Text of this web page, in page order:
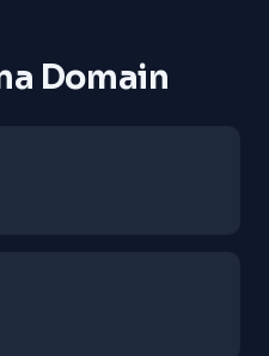
Domain